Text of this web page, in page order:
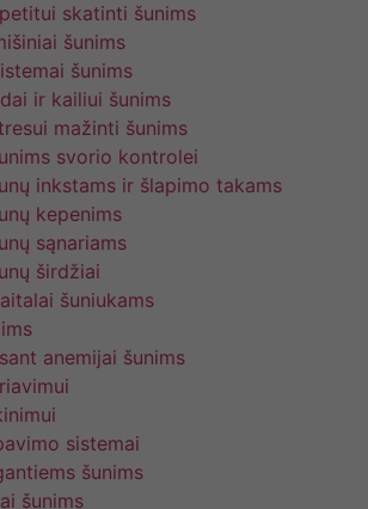
skatinti šunims
šunims
šunims
ir kailiui šunims
mažinti šunims
svorio kontrolei
inkstams ir šlapimo takams
kepenims
sąnariams
širdžiai
šuniukams
anemijai šunims
sistemai
šunims
šunims